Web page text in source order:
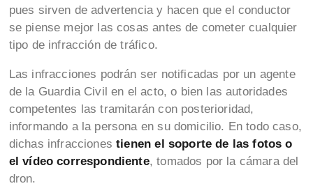
pues sirven de advertencia y hacen que el conductor
se piense mejor las cosas antes de cometer cualquier
tipo de infracción de tráfico.
Las infracciones podrán ser notificadas por un agente
de la Guardia Civil en el acto, o bien las autoridades
competentes las tramitarán con posterioridad,
informando a la persona en su domicilio. En todo caso,
dichas infraccionestienen el soporte de las fotos o
el vídeo correspondiente, tomados por la cámara del
dron.